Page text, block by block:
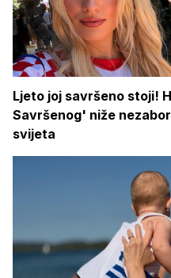
Ljeto joj savršeno stoji!
Savršenog' niže
svijeta